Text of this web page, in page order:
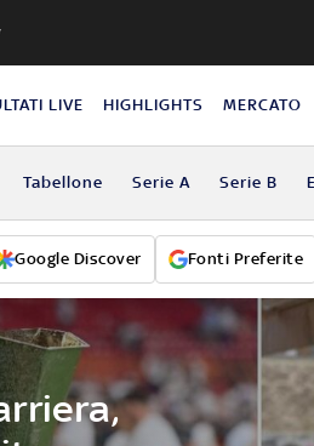
LIVE HIGHLIGHTS MERCATO
Tabellone Serie A Serie B
Google Discover Fonti Preferite